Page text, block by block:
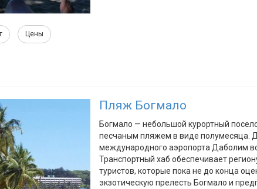
Цены
Пляж Богмало
Богмало — небольшой курортный
песчаным пляжем в виде полумесяца.
международного аэропорта Даболим
Транспортный хаб обеспечивает
туристов, которые пока не до конца
экзотическую прелесть Богмало и